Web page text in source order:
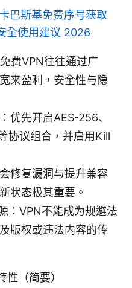
卡巴斯基免费序号获取
全使用建议 2026
费VPN往往通过广
来盈利，安全性与隐
优先开启AES-256、
协议组合，并启用Kill
修复漏洞与提升兼容
状态极其重要。
：VPN不能成为规避法
版权或违法内容的传
（简要）